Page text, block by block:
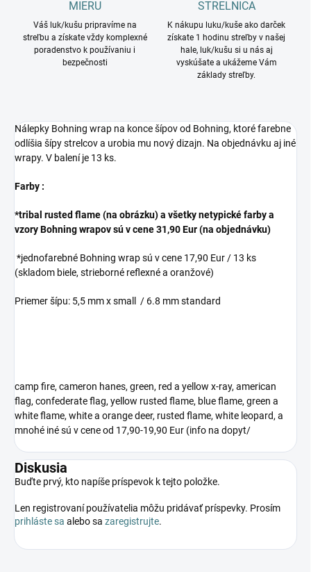
MIERU
Váš luk/kušu pripravíme na
streľbu a získate vždy komplexné
poradenstvo k používaniu i
bezpečnosti
STRELNICA
K nákupu luku/kuše ako darček
získate 1 hodinu streľby v našej
hale, luk/kušu si u nás aj
vyskúšate a ukážeme Vám
základy streľby.
Nálepky Bohning wrap na konce šípov od Bohning, ktoré farebne
odlíšia šípy strelcov a urobia mu nový dizajn. Na objednávku aj iné
wrapy. V balení je 13 ks.
Farby :
*tribal rusted flame (na obrázku) a všetky netypické farby a
vzory Bohning wrapov sú v cene 31,90 Eur (na objednávku)
*jednofarebné Bohning wrap sú v cene 17,90 Eur / 13 ks
(skladom biele, strieborné reflexné a oranžové)
Priemer šípu: 5,5 mm x small / 6.8 mm standard
camp fire, cameron hanes, green, red a yellow x-ray, american
flag, confederate flag, yellow rusted flame, blue flame, green a
white flame, white a orange deer, rusted flame, white leopard, a
mnohé iné sú v cene od 17,90-19,90 Eur (info na dopyt/
Diskusia
Buďte prvý, kto napíše príspevok k tejto položke.
Len registrovaní používatelia môžu pridávať príspevky. Prosím
prihláste sa alebo sa zaregistrujte.